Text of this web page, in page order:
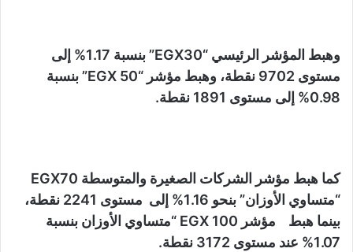
وهبط المؤشر الرئيسي “EGX30” بنسبة 1.17% إلى
مستوى 9702 نقطة، وهبط مؤشر “EGX 50” بنسبة
0.98% إلى مستوى 1891 نقطة.
كما هبط مؤشر الشركات الصغيرة والمتوسطة EGX70
“متساوي الأوزان” بنحو 1.16% إلى مستوى 2241 نقطة،
بينما هبط مؤشر EGX 100 “متساوي الأوزان بنسبة
1.07% عند مستوى 3172 نقطة.